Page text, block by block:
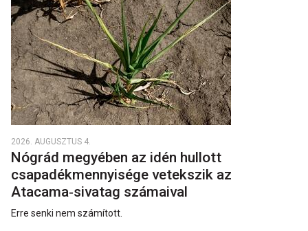
2026. AUGUSZTUS 4.
Nógrád megyében az idén hullott
csapadékmennyisége vetekszik az
Atacama‑sivatag számaival
Erre senki nem számított.